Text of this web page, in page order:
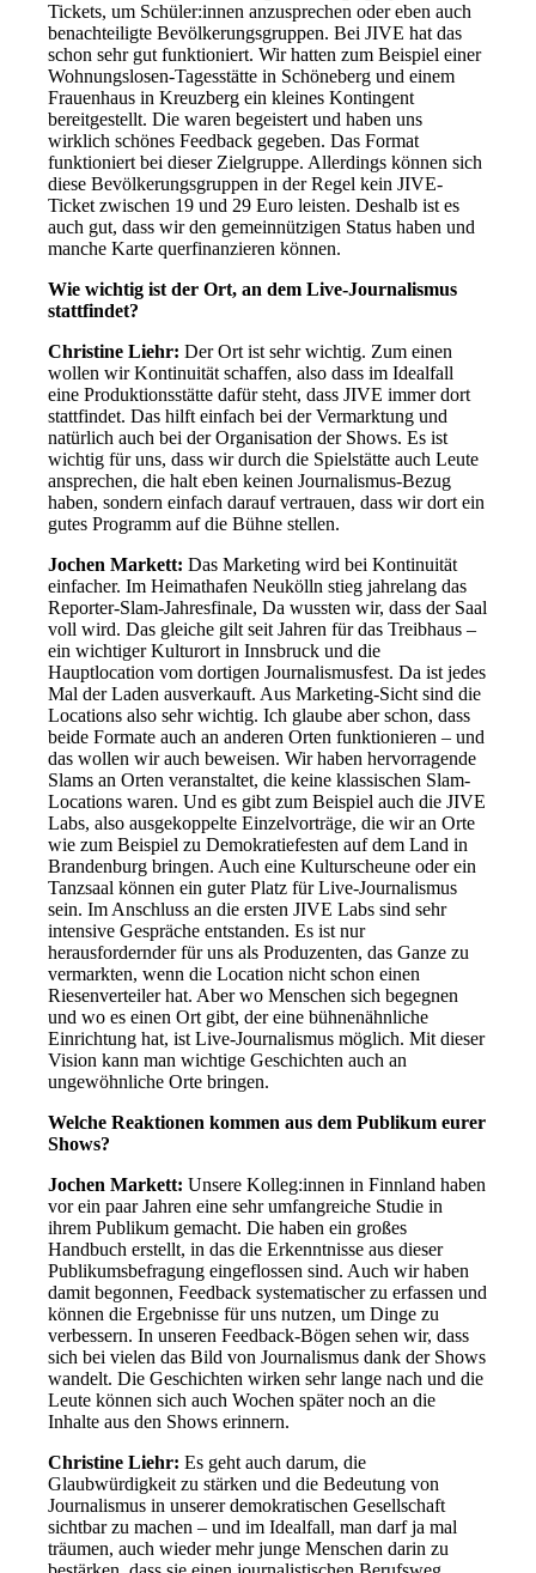
Tickets, um Schüler:innen anzusprechen oder eben auch
benachteiligte Bevölkerungsgruppen. Bei JIVE hat das
schon sehr gut funktioniert. Wir hatten zum Beispiel einer
Wohnungslosen-Tagesstätte in Schöneberg und einem
Frauenhaus in Kreuzberg ein kleines Kontingent
bereitgestellt. Die waren begeistert und haben uns
wirklich schönes Feedback gegeben. Das Format
funktioniert bei dieser Zielgruppe. Allerdings können sich
diese Bevölkerungsgruppen in der Regel kein JIVE-
Ticket zwischen 19 und 29 Euro leisten. Deshalb ist es
auch gut, dass wir den gemeinnützigen Status haben und
manche Karte querfinanzieren können.
Wie wichtig ist der Ort, an dem Live-Journalismus
stattfindet?
Christine Liehr: Der Ort ist sehr wichtig. Zum einen
wollen wir Kontinuität schaffen, also dass im Idealfall
eine Produktionsstätte dafür steht, dass JIVE immer dort
stattfindet. Das hilft einfach bei der Vermarktung und
natürlich auch bei der Organisation der Shows. Es ist
wichtig für uns, dass wir durch die Spielstätte auch Leute
ansprechen, die halt eben keinen Journalismus-Bezug
haben, sondern einfach darauf vertrauen, dass wir dort ein
gutes Programm auf die Bühne stellen.
Jochen Markett: Das Marketing wird bei Kontinuität
einfacher. Im Heimathafen Neukölln stieg jahrelang das
Reporter-Slam-Jahresfinale, Da wussten wir, dass der Saal
voll wird. Das gleiche gilt seit Jahren für das Treibhaus –
ein wichtiger Kulturort in Innsbruck und die
Hauptlocation vom dortigen Journalismusfest. Da ist jedes
Mal der Laden ausverkauft. Aus Marketing-Sicht sind die
Locations also sehr wichtig. Ich glaube aber schon, dass
beide Formate auch an anderen Orten funktionieren – und
das wollen wir auch beweisen. Wir haben hervorragende
Slams an Orten veranstaltet, die keine klassischen Slam-
Locations waren. Und es gibt zum Beispiel auch die JIVE
Labs, also ausgekoppelte Einzelvorträge, die wir an Orte
wie zum Beispiel zu Demokratiefesten auf dem Land in
Brandenburg bringen. Auch eine Kulturscheune oder ein
Tanzsaal können ein guter Platz für Live-Journalismus
sein. Im Anschluss an die ersten JIVE Labs sind sehr
intensive Gespräche entstanden. Es ist nur
herausfordernder für uns als Produzenten, das Ganze zu
vermarkten, wenn die Location nicht schon einen
Riesenverteiler hat. Aber wo Menschen sich begegnen
und wo es einen Ort gibt, der eine bühnenähnliche
Einrichtung hat, ist Live-Journalismus möglich. Mit dieser
Vision kann man wichtige Geschichten auch an
ungewöhnliche Orte bringen.
Welche Reaktionen kommen aus dem Publikum eurer
Shows?
Jochen Markett: Unsere Kolleg:innen in Finnland haben
vor ein paar Jahren eine sehr umfangreiche Studie in
ihrem Publikum gemacht. Die haben ein großes
Handbuch erstellt, in das die Erkenntnisse aus dieser
Publikumsbefragung eingeflossen sind. Auch wir haben
damit begonnen, Feedback systematischer zu erfassen und
können die Ergebnisse für uns nutzen, um Dinge zu
verbessern. In unseren Feedback-Bögen sehen wir, dass
sich bei vielen das Bild von Journalismus dank der Shows
wandelt. Die Geschichten wirken sehr lange nach und die
Leute können sich auch Wochen später noch an die
Inhalte aus den Shows erinnern.
Christine Liehr: Es geht auch darum, die
Glaubwürdigkeit zu stärken und die Bedeutung von
Journalismus in unserer demokratischen Gesellschaft
sichtbar zu machen – und im Idealfall, man darf ja mal
träumen, auch wieder mehr junge Menschen darin zu